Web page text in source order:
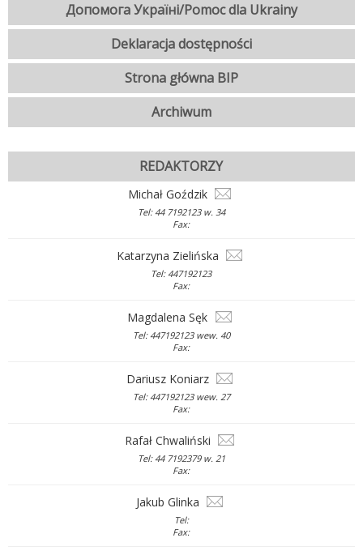
Допомога Україні/Pomoc dla Ukrainy
Deklaracja dostępności
Strona główna BIP
Archiwum
REDAKTORZY
Michał Goździk
Tel: 44 7192123 w. 34
Fax:
Katarzyna Zielińska
Tel: 447192123
Fax:
Magdalena Sęk
Tel: 447192123 wew. 40
Fax:
Dariusz Koniarz
Tel: 447192123 wew. 27
Fax:
Rafał Chwaliński
Tel: 44 7192379 w. 21
Fax:
Jakub Glinka
Tel:
Fax: